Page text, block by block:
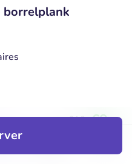
borrelplank
€19 €9 ,50